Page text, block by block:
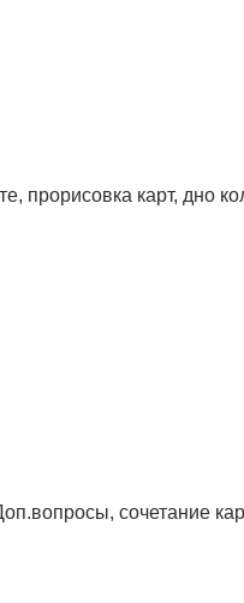
прорисовка карт, дно
сочетание